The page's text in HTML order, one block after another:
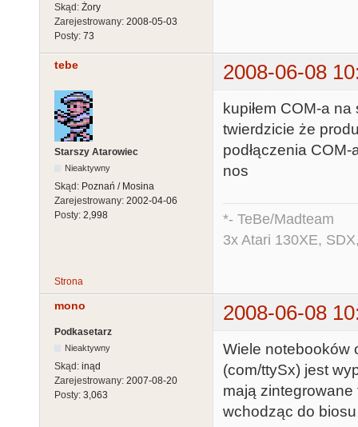
Skąd: Żory
Zarejestrowany: 2008-05-03
Posty: 73
tebe 2008-06-08
Starszy Atarowiec
Nieaktywny
Skąd: Poznań / Mosina
Zarejestrowany: 2002-04-06
Posty: 2,998
kupiłem COM-a
twierdzicie że
podłączenia
nos
*- TeBe/Madteam
3x Atari 130XE,
Strona
mono 2008-06-08
Podkasetarz
Nieaktywny
Skąd: inąd
Zarejestrowany: 2007-08-20
Posty: 3,063
Wiele notebooków
(com/ttySx) jest
mają
wchodząc do